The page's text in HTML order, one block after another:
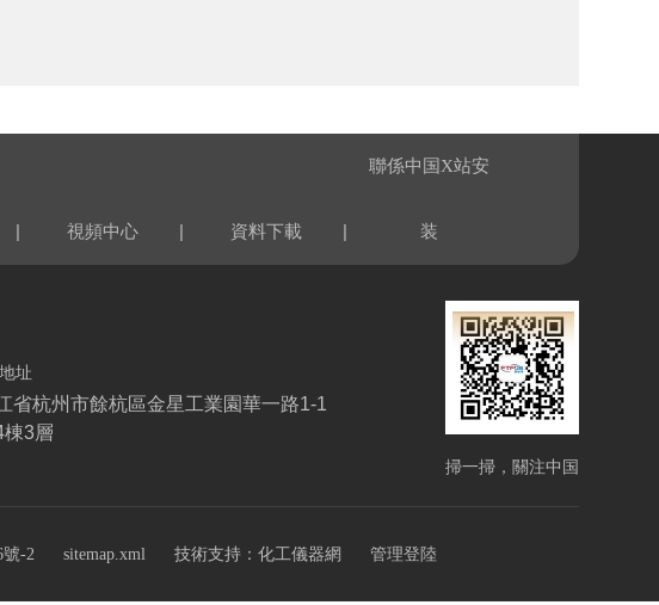
| 視頻中心 | 資料下載 |
聯係中国X站安
装
地址
省杭州市餘杭區金星工業園華一路1-1
棟3層
掃一掃，關注中国
號-2 sitemap.xml 技術支持： 化工儀器網 管理登陸